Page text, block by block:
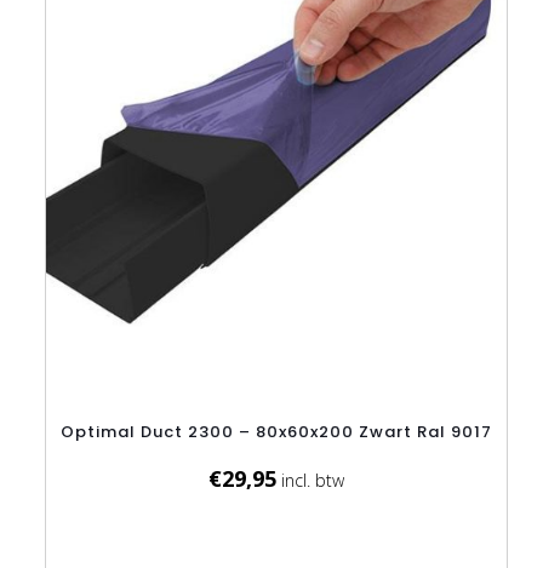
Optimal Duct 2300 – 80x60x200 Zwart Ral 9017
€29,95